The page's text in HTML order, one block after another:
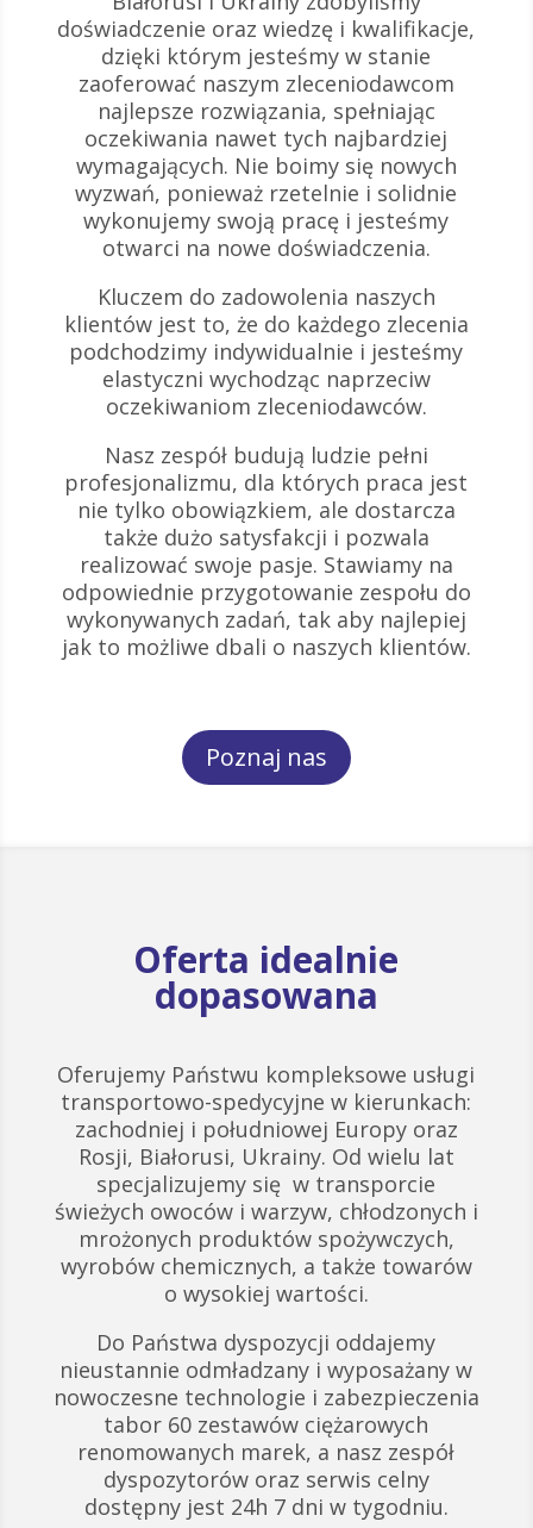
doświadczenie oraz wiedzę i kwalifikacje,
dzięki którym jesteśmy w stanie
zaoferować naszym zleceniodawcom
najlepsze rozwiązania, spełniając
oczekiwania nawet tych najbardziej
wymagających. Nie boimy się nowych
wyzwań, ponieważ rzetelnie i solidnie
wykonujemy swoją pracę i jesteśmy
otwarci na nowe doświadczenia.
Kluczem do zadowolenia naszych
klientów jest to, że do każdego zlecenia
podchodzimy indywidualnie i jesteśmy
elastyczni wychodząc naprzeciw
oczekiwaniom zleceniodawców.
Nasz zespół budują ludzie pełni
profesjonalizmu, dla których praca jest
nie tylko obowiązkiem, ale dostarcza
także dużo satysfakcji i pozwala
realizować swoje pasje. Stawiamy na
odpowiednie przygotowanie zespołu do
wykonywanych zadań, tak aby najlepiej
jak to możliwe dbali o naszych klientów.
Poznaj nas
Oferta idealnie
dopasowana
Oferujemy Państwu kompleksowe usługi
transportowo-spedycyjne w kierunkach:
zachodniej i południowej Europy oraz
Rosji, Białorusi, Ukrainy. Od wielu lat
specjalizujemy się w transporcie
świeżych owoców i warzyw, chłodzonych i
mrożonych produktów spożywczych,
wyrobów chemicznych, a także towarów
o wysokiej wartości.
Do Państwa dyspozycji oddajemy
nieustannie odmładzany i wyposażany w
nowoczesne technologie i zabezpieczenia
tabor 60 zestawów ciężarowych
renomowanych marek, a nasz zespół
dyspozytorów oraz serwis celny
dostępny jest 24h 7 dni w tygodniu.